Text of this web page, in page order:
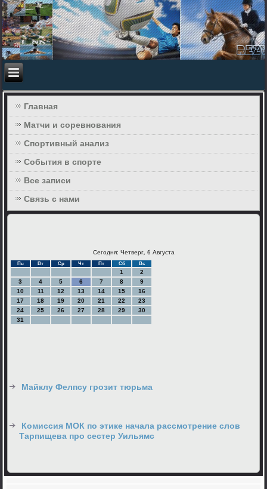
Главная
Матчи и соревнования
Спортивный анализ
События в спорте
Все записи
Связь с нами
Сегодня: Четверг, 6 Августа
Пн Вт Ср Чт Пт Сб Вс
1
2
3
4 5 6 7 8
9
10
11 12 13 14 15
16
17
18 19 20 21 22
23
24
25 26 27 28 29
30
31
Майклу Фелпсу грозит тюрьма
Комиссия МОК по этике начала рассмотрение слов
Тарпищева про сестер Уильямс